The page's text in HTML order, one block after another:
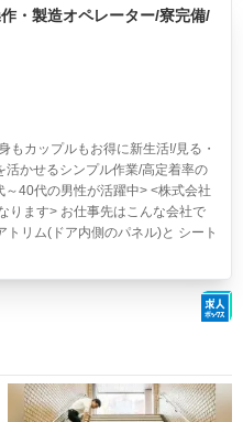
・製造オペレーター/寮完備/
もカップルもお得に新生活!/見る・
かせるシンプル作業/高定着率の
～40代の男性が活躍中> <株式会社
ります> お仕事先はこんな会社で
リム(ドア内側のパネル)と シート